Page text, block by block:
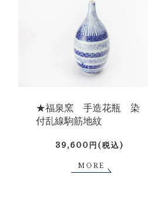
★福泉窯 手造花瓶 染
付乱線駒筋地紋
39,600円(税込)
MORE